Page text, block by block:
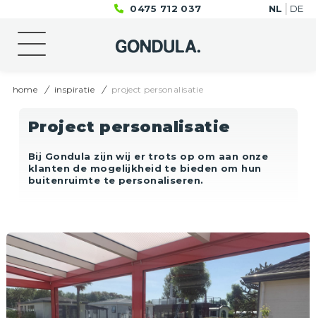
0475 712 037 NL DE
home inspiratie project personalisatie
Project personalisatie
Bij Gondula zijn wij er trots op om aan onze
klanten de mogelijkheid te bieden om hun
buitenruimte te personaliseren.